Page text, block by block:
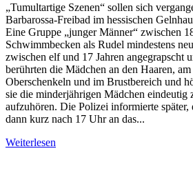
„Tumultartige Szenen“ sollen sich
Barbarossa-Freibad im hessischen
Eine Gruppe „junger Männer“ zwischen
Schwimmbecken als Rudel mindestens
zwischen elf und 17 Jahren angegrapscht
berührten die Mädchen an den Haaren,
Oberschenkeln und im Brustbereich und
sie die minderjährigen Mädchen eindeutig
aufzuhören. Die Polizei informierte später,
dann kurz nach 17 Uhr an das...
Weiterlesen